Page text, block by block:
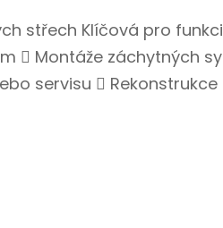
střech Klíčová pro
 Montáže záchytných
servisu 